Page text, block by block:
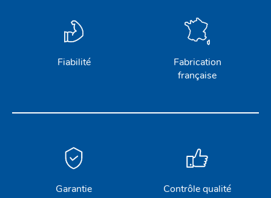
Fiabilité
Fabrication
française
Garantie Contrôle qualité